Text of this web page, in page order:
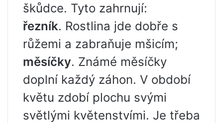
škůdce. Tyto zahrnují:
řezník. Rostlina jde dobře s
růžemi a zabraňuje mšicím;
měsíčky. Známé měsíčky
doplní každý záhon. V období
květu zdobí plochu svými
světlými květenstvími. Je třeba